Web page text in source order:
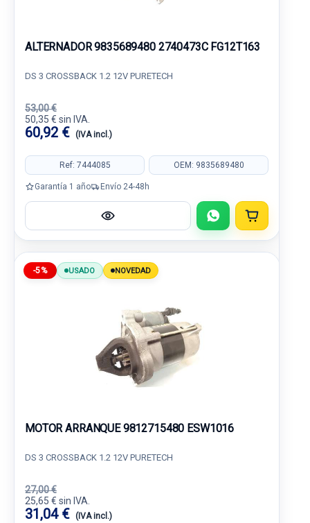
ALTERNADOR 9835689480 2740473C FG12T163
DS 3 CROSSBACK 1.2 12V PURETECH
53,00 €
50,35 € sin IVA.
60,92 € (IVA incl.)
Ref: 7444085 OEM: 9835689480
Garantía 1 año Envío 24-48h
-5% USADO NOVEDAD
MOTOR ARRANQUE 9812715480 ESW1016
DS 3 CROSSBACK 1.2 12V PURETECH
27,00 €
25,65 € sin IVA.
31,04 € (IVA incl.)